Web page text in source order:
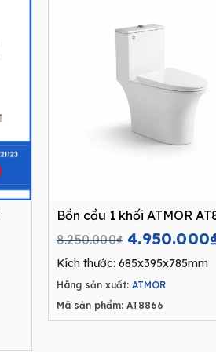
Bồn cầu 1 khối ATMOR
8.250.000₫ Original
price
was:
8.250.000₫.
4.950.000
Kích thước: 685x395x785mm
Hãng sản xuất: ATMOR
Mã sản phẩm: AT8866